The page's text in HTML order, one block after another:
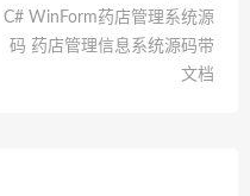
C# WinForm药店管理系统源
码 药店管理信息系统源码带
文档